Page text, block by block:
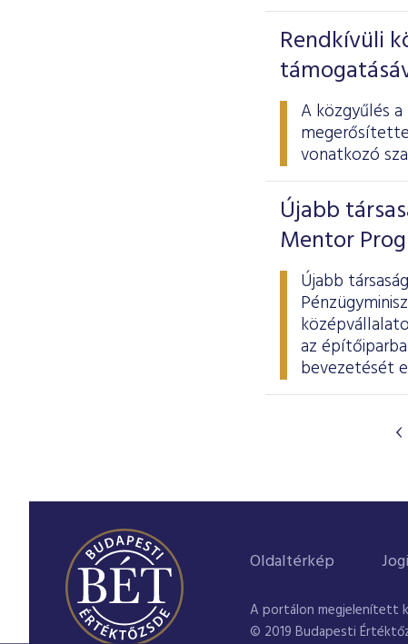
Rendkívüli
A közgyűlés
vonatkozó
Újabb
Mentor
Újabb
az
bevezetését
Oldaltérkép
A portálon megjelenített
© 2019 Budapesti